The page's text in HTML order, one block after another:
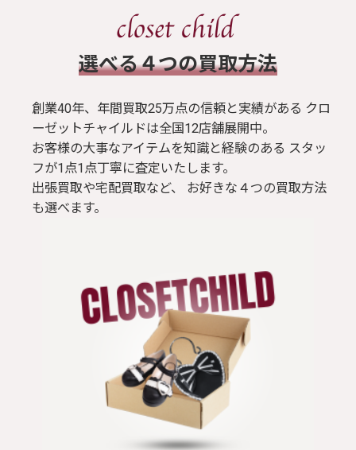
​選べる４つの買取方法
創業40年、年間買取25万点の信頼と実績がある クロ
ーゼットチャイルドは全国12店舗展開中。
お客様の大事なアイテムを知識と経験のある スタッ
フが1点1点丁寧に査定いたします。
出張買取や宅配買取など、 お好きな４つの買取方法
も選べます。